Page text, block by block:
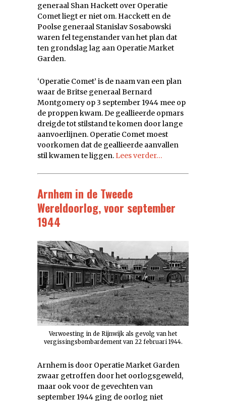
generaal Shan Hackett over Operatie
Comet liegt er niet om. Hacckett en de
Poolse generaal Stanislav Sosabowski
waren fel tegenstander van het plan dat
ten grondslag lag aan Operatie Market
Garden.
‘Operatie Comet’ is de naam van een plan
waar de Britse generaal Bernard
Montgomery op 3 september 1944 mee op
de proppen kwam. De geallieerde opmars
dreigde tot stilstand te komen door lange
aanvoerlijnen. Operatie Comet moest
voorkomen dat de geallieerde aanvallen
stil kwamen te liggen. Lees verder…
Arnhem in de Tweede
Wereldoorlog, voor september
1944
Verwoesting in de Rijnwijk als gevolg van het
vergissingsbombardement van 22 februari 1944.
Arnhem is door Operatie Market Garden
zwaar getroffen door het oorlogsgeweld,
maar ook voor de gevechten van
september 1944 ging de oorlog niet